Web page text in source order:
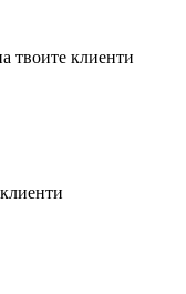
твоите клиенти